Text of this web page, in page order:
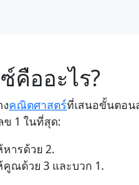
คืออะไร?
คณิตศาสตร์ที่เสนอขั้นตอน
ข 1 ในที่สุด:
ารด้วย 2.
คูณด้วย 3 และบวก 1.